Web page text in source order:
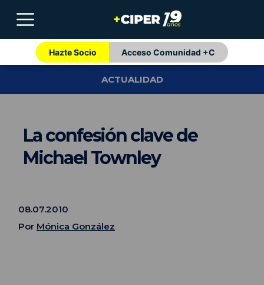
Hazte Socio Acceso Comunidad +C
ACTUALIDAD
La confesión clave de
Michael Townley
08.07.2010
Por Mónica González